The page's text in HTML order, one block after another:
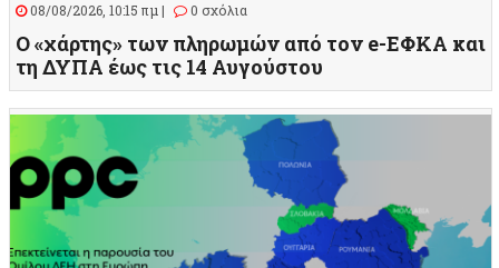
08/08/2026, 10:15 πμ | 0 σχόλια
Ο «χάρτης» των πληρωμών από τον e-ΕΦΚΑ και
τη ΔΥΠΑ έως τις 14 Αυγούστου